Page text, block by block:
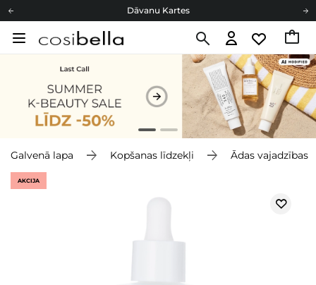
Dāvanu Kartes
Cosibella lojalitātes programma
Galvenā lapa Kopšanas līdzekļi Ādas vajadzības
AKCIJA